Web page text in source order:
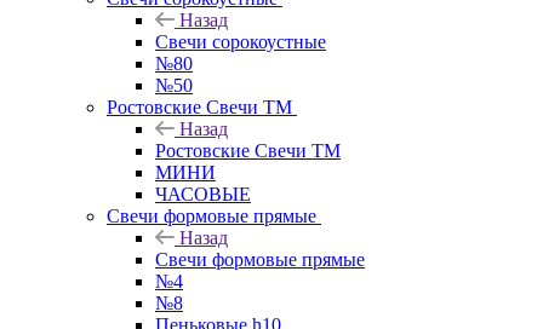
Назад
Свечи сорокоустные
№80
№50
Ростовские Свечи ТМ
Назад
Ростовские Свечи ТМ
МИНИ
ЧАСОВЫЕ
Свечи формовые прямые
Назад
Свечи формовые прямые
№4
№8
Пеньковые h10